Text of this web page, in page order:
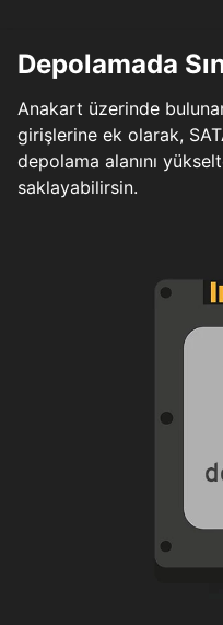
Depolamada
Anakart üzerinde
girişlerine ek olarak,
depolama alanını
saklayabilirsin.